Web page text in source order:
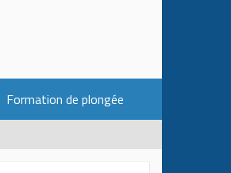
Formation de plongée